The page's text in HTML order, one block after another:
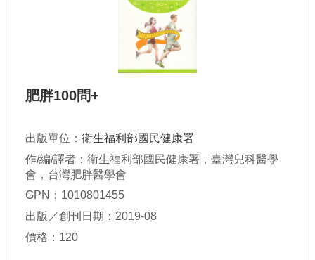
肥胖100問+
出版單位： 衛生福利部國民健康署
作/編/譯者：衛生福利部國民健康署，臺灣兒科醫學
會，台灣肥胖醫學會
GPN：1010801455
出版／創刊日期：2019-08
價格：120